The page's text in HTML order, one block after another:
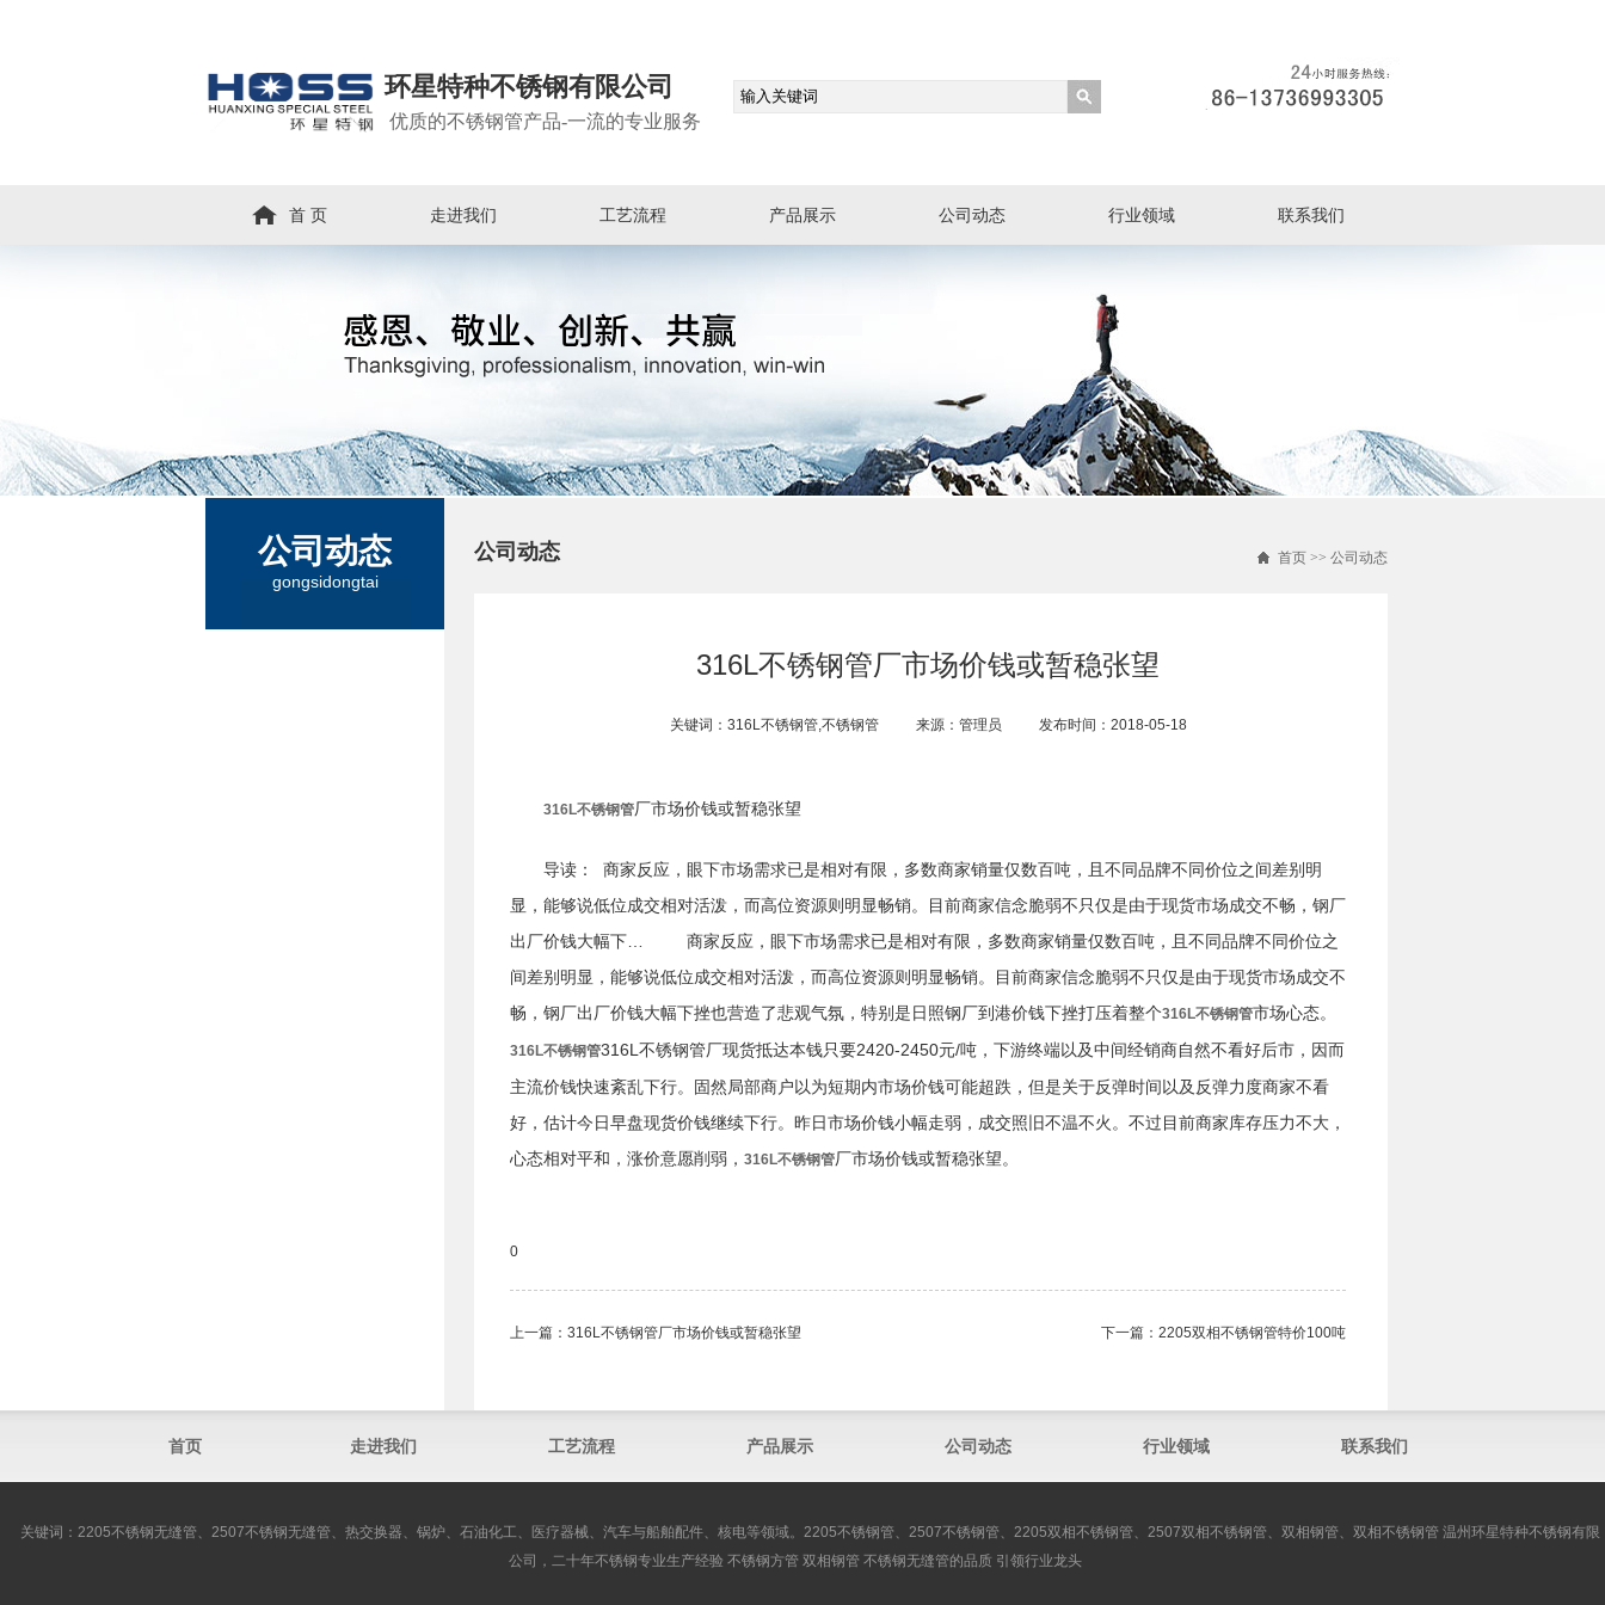
环星特种不锈钢有限公司
优质的不锈钢管产品-一流的专业服务
首 页 走进我们 工艺流程 产品展示 公司动态 行业领域 联系我们
公司动态
gongsidongtai
公司动态 首页 >> 公司动态
316L不锈钢管厂市场价钱或暂稳张望
关键词：316L不锈钢管,不锈钢管 来源：管理员 发布时间：2018-05-18
316L不锈钢管厂市场价钱或暂稳张望
导读： 商家反应，眼下市场需求已是相对有限，多数商家销量仅数百吨，且不同品牌不同价位之间差别明
显，能够说低位成交相对活泼，而高位资源则明显畅销。目前商家信念脆弱不只仅是由于现货市场成交不畅，钢厂
出厂价钱大幅下… 商家反应，眼下市场需求已是相对有限，多数商家销量仅数百吨，且不同品牌不同价位之
间差别明显，能够说低位成交相对活泼，而高位资源则明显畅销。目前商家信念脆弱不只仅是由于现货市场成交不
畅，钢厂出厂价钱大幅下挫也营造了悲观气氛，特别是日照钢厂到港价钱下挫打压着整个316L不锈钢管市场心态。
316L不锈钢管316L不锈钢管厂现货抵达本钱只要2420-2450元/吨，下游终端以及中间经销商自然不看好后市，因而
主流价钱快速紊乱下行。固然局部商户以为短期内市场价钱可能超跌，但是关于反弹时间以及反弹力度商家不看
好，估计今日早盘现货价钱继续下行。昨日市场价钱小幅走弱，成交照旧不温不火。不过目前商家库存压力不大，
心态相对平和，涨价意愿削弱， 316L不锈钢管厂市场价钱或暂稳张望。
0
上一篇： 316L不锈钢管厂市场价钱或暂稳张望 下一篇： 2205双相不锈钢管​特价100吨
首页 走进我们 工艺流程 产品展示 公司动态 行业领域 联系我们
关键词：2205不锈钢无缝管、2507不锈钢无缝管、热交换器、锅炉、石油化工、医疗器械、汽车与船舶配件、核电等领域。2205不锈钢管、2507不锈钢管、2205双相不锈钢管、2507双相不锈钢管、双相钢管、双相不锈钢管 温州环星特种不锈钢有限
公司，二十年不锈钢专业生产经验 不锈钢方管 双相钢管 不锈钢无缝管的品质 引领行业龙头